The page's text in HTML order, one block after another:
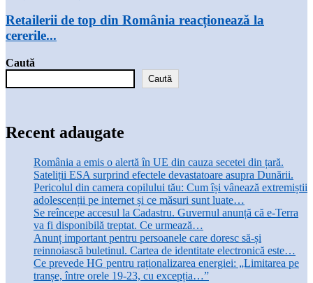
Retailerii de top din România reacționează la
cererile...
Caută
Caută
Recent adaugate
România a emis o alertă în UE din cauza secetei din țară.
Sateliții ESA surprind efectele devastatoare asupra Dunării.
Pericolul din camera copilului tău: Cum își vânează extremiștii
adolescenții pe internet și ce măsuri sunt luate…
Se reîncepe accesul la Cadastru. Guvernul anunță că e-Terra
va fi disponibilă treptat. Ce urmează…
Anunț important pentru persoanele care doresc să-și
reinnoiască buletinul. Cartea de identitate electronică este…
Ce prevede HG pentru raționalizarea energiei: „Limitarea pe
tranșe, între orele 19-23, cu excepția…”